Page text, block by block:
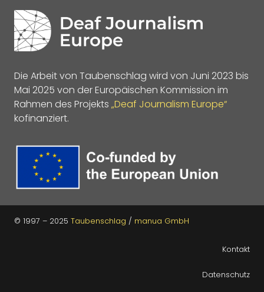
Die Arbeit von Taubenschlag wird von Juni 2023 bis
Mai 2025 von der Europäischen Kommission im
Rahmen des Projekts „Deaf Journalism Europe“
kofinanziert.
© 1997 – 2025 Taubenschlag / manua GmbH
Kontakt
Datenschutz